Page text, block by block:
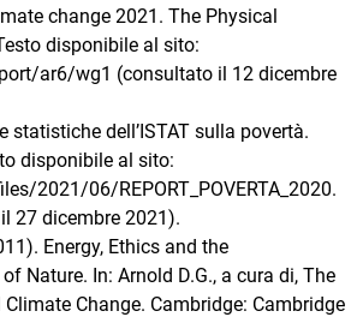
change 2021. The Physical
disponibile al sito:
ar6/wg1 (consultato il 12 dicembre
statistiche dell’ISTAT sulla povertà.
disponibile al sito:
2021/06/REPORT_POVERTA_2020.
27 dicembre 2021).
Energy, Ethics and the
Nature. In: Arnold D.G., a cura di, The
Change. Cambridge: Cambridge